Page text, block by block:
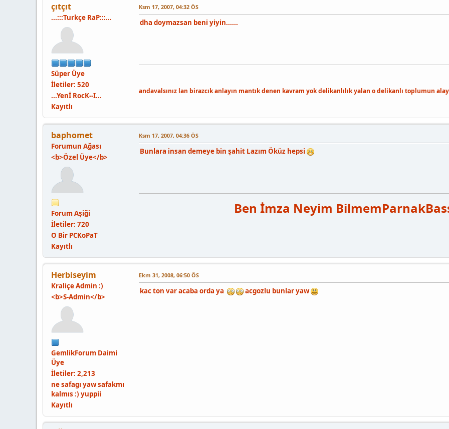
çıtçıt
...:::Turkçe RaP:::...
Süper Üye
İletiler: 520
...Yenİ RocK--I...
Kayıtlı
Ksm 17, 2007, 04:32 ÖS
dha doymazsan beni yiyin......
andavalsınız lan birazcık anlayın mantık denen kavram yok delikanlılık yalan o delikanlı toplumun
baphomet
Forumun Ağası
<b>Özel Üye</b>
Forum Aşiği
İletiler: 720
O Bir PCKoPaT
Kayıtlı
Ksm 17, 2007, 04:36 ÖS
Bunlara insan demeye bin şahit Lazım Öküz hepsi
Ben İmza Neyim BilmemParnak
Herbiseyim
Kraliçe Admin :)
<b>S-Admin</b>
GemlikForum Daimi
Üye
İletiler: 2,213
ne safagı yaw safakmı
kalmıs :) yuppii
Kayıtlı
Ekm 31, 2008, 06:50 ÖS
kac ton var acaba orda ya acgozlu bunlar yaw